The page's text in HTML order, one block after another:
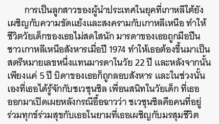
การเป็นลูกสาวของผู้นำประเทศในยุคที่เกาหลีใต้ยัง
เผชิญกับความขัดแย้งและสงครามกับเกาหลีเหนือ ทำให้
ชีวิตวัยเด็กของเธอไม่สดใสนัก มารดาของเธอถูกมือปืน
ชาวเกาหลีเหนือสังหารเมื่อปี 1974 ทำให้เธอต้องขึ้นมาเป็น
สตรีหมายเลขหนึ่งแทนมารดาในวัย 22 ปี และหลังจากนั้น
เพียงแค่ 5 ปี บิดาของเธอก็ถูกลอบสังหาร และในช่วงนั้น
เองที่เธอได้รู้จักกับชเวซุนซิล เพื่อนสนิทในวัยเด็ก ที่เธอ
ออกมาเปิดเผยหลังกรณีอื้อฉาวว่า ชเวซุนซิลคือคนที่อยู่
ร่วมทุกข์ร่วมสุขกับเธอในยามที่เธอเผชิญกับมรสุมชีวิต